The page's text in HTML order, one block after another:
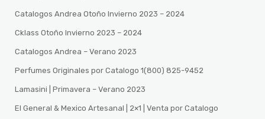
Catalogos Andrea Otoño Invierno 2023 – 2024
Cklass Otoño Invierno 2023 – 2024
Catalogos Andrea – Verano 2023
Perfumes Originales por Catalogo 1(800) 825-9452
Lamasini | Primavera – Verano 2023
El General & Mexico Artesanal | 2×1 | Venta por Catalogo